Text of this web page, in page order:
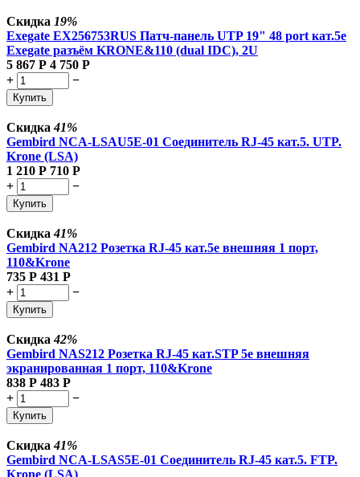
Скидка 19%
Exegate EX256753RUS Патч-панель UTP 19" 48 port кат.5e
Exegate разъём KRONE&110 (dual IDC), 2U
5 867 Р 4 750 Р
+
−
Купить
Скидка41%
Gembird NCA-LSAU5E-01 Соединитель RJ-45 кат.5. UTP.
Krone (LSA)
1 210 Р 710 Р
+
−
Купить
Скидка41%
Gembird NA212 Розетка RJ-45 кат.5e внешняя 1 порт,
110&Krone
735 Р 431 Р
+
−
Купить
Скидка42%
Gembird NAS212 Розетка RJ-45 кат.STP 5e внешняя
экранированная 1 порт, 110&Krone
838 Р 483 Р
+
−
Купить
Скидка41%
Gembird NCA-LSAS5E-01 Соединитель RJ-45 кат.5. FTP.
Krone (LSA)